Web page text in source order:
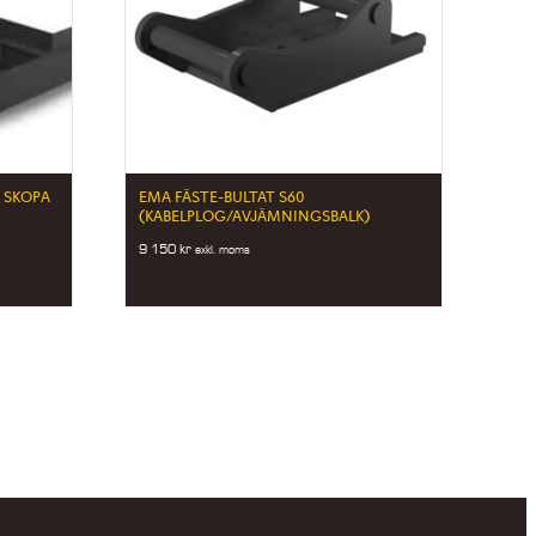
EMA FÄSTE-BULTAT S60
(KABELPLOG/AVJÄMNINGSBALK)
9 150kr exkl. moms